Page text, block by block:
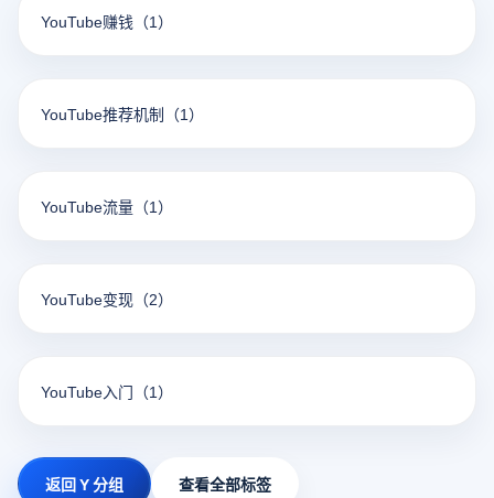
YouTube赚钱 （1）
YouTube推荐机制 （1）
YouTube流量 （1）
YouTube变现 （2）
YouTube入门 （1）
返回 Y 分组 查看全部标签